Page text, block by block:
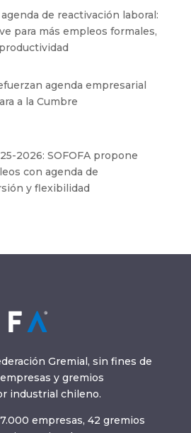
de reactivación laboral:
para más empleos formales,
agenda empresarial
a la Cumbre
2026: SOFOFA propone
con agenda de
y flexibilidad
Gremial, sin fines de
y gremios
industrial chileno.
empresas, 42 gremios